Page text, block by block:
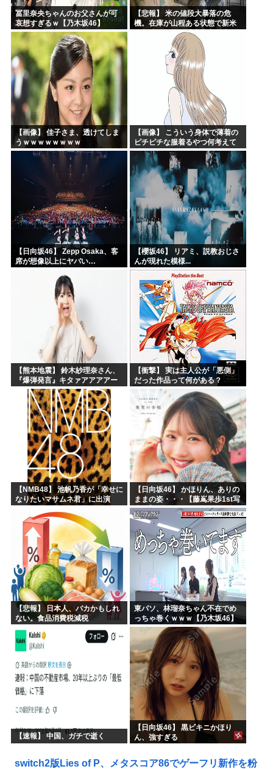
冨里奈央ちゃんのお父さんが可
哀想すぎるｗ【乃木坂46】
【悲報】 米の値段大暴落の危
機。在庫が山程ある状態で新米
の収穫始まる。「米農家が生活
【画像】 佳子さま、透けてしま
うｗｗｗｗｗｗｗｗ
【画像】 こういう身体で薄着の
ピチピチな服着るやつ何考えて
るんだよ
【日向坂46】 Zepp Osaka、客
席が想像以上にヤバい…
【櫻坂46】 リアミ、説教おじさ
んが現れた模様...
【熊本地震】 鈴木紗理奈さん、
『爆弾発言』キタァアアアアー
ーーーーー！！
【衝撃】 実は主人公が「悪側」
だった作品って何がある？
【NMB48】 池帆乃香が「幸せに
なりたいマサムネ君」に出演
【日向坂46】 かほりん、ありの
ままの姿・・・【藤嶌果歩1st写
真集】
【悲報】 日本人、バカかもしれ
ない。食品消費税減税
賛成してしまう
東パソ、林瑠奈ちゃん不在でめ
っちゃ巻くｗｗｗ【乃木坂46】
【速報】 中国、ガチで逝く
【日向坂46】 黒ビキニかほり
ん、強すぎる
switch2版Lies of P、メタスコア86でゲーフリ新作を粉